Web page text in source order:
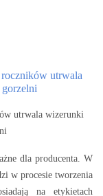
utrwala wizerunki
dla producenta. W
w procesie tworzenia
na etykietach